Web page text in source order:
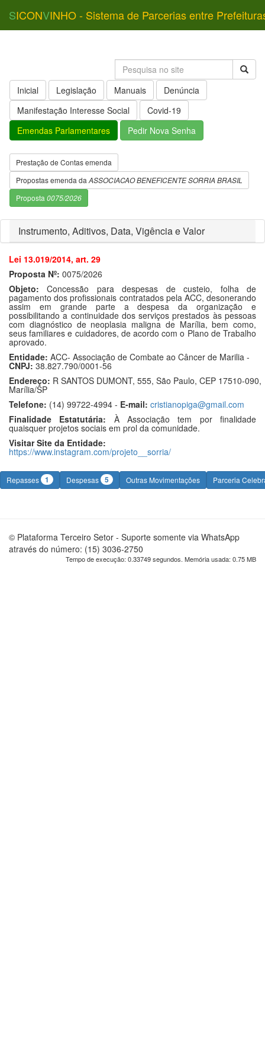
SICONVINHO - Sistema de Parcerias entre
Inicial Legislação Manuais
Denúncia
Manifestação Interesse Social
Covid-19
Emendas Parlamentares
Pedir Nova Senha
Prestação de Contas emenda
Propostas emenda da ASSOCIACAO BENEFICENTE SORRIA BRASIL
Proposta 0075/2026
Instrumento, Aditivos, Data, Vigência e Valor
Lei 13.019/2014, art. 29
Proposta Nº: 0075/2026
Objeto: Concessão para despesas de custeio, folha de
pagamento dos profissionais contratados pela ACC, desonerando
assim em grande parte a despesa da organização e
possibilitando a continuidade dos serviços prestados às pessoas
com diagnóstico de neoplasia maligna de Marília, bem como,
seus familiares e cuidadores, de acordo com o Plano de Trabalho
aprovado.
Entidade: ACC- Associação de Combate ao Câncer de Marilia -
CNPJ: 38.827.790/0001-56
Endereço: R SANTOS DUMONT, 555, São Paulo, CEP 17510-090,
Marília/SP
Telefone: (14) 99722-4994 - E-mail: cristianopiga@gmail.com
Finalidade Estatutária: À Associação tem por finalidade
quaisquer projetos sociais em prol da comunidade.
Visitar Site da Entidade:
https://www.instagram.com/projeto__sorria/
Repasses 1 Despesas 5 Outras Movimentações Parceria
© Plataforma Terceiro Setor - Suporte somente via WhatsApp
através do número: (15) 3036-2750
Tempo de execução: 0.33749 segundos. Memória usada: 0.75 MB